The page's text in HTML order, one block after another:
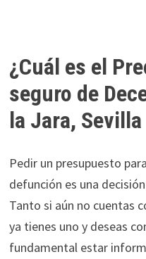
¿Cuál es el
seguro de
la Jara, Sevilla
Pedir un presupuesto
defunción es una
Tanto si aún no cuentas
ya tienes uno y deseas
fundamental estar